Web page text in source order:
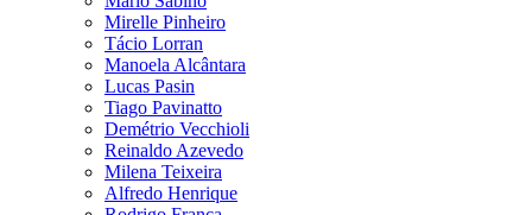
Mirelle Pinheiro
Tácio Lorran
Manoela Alcântara
Lucas Pasin
Tiago Pavinatto
Demétrio Vecchioli
Reinaldo Azevedo
Milena Teixeira
Alfredo Henrique